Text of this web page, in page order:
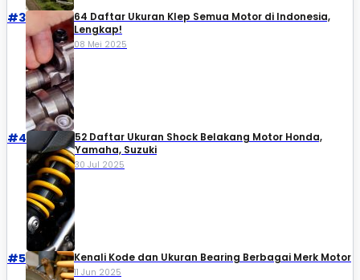
#3
64 Daftar Ukuran Klep Semua Motor di Indonesia,
Lengkap!
08 Mei 2025
#4
52 Daftar Ukuran Shock Belakang Motor Honda,
Yamaha, Suzuki​
30 Jul 2025
#5 Kenali Kode dan Ukuran Bearing Berbagai Merk Motor
11 Jun 2025